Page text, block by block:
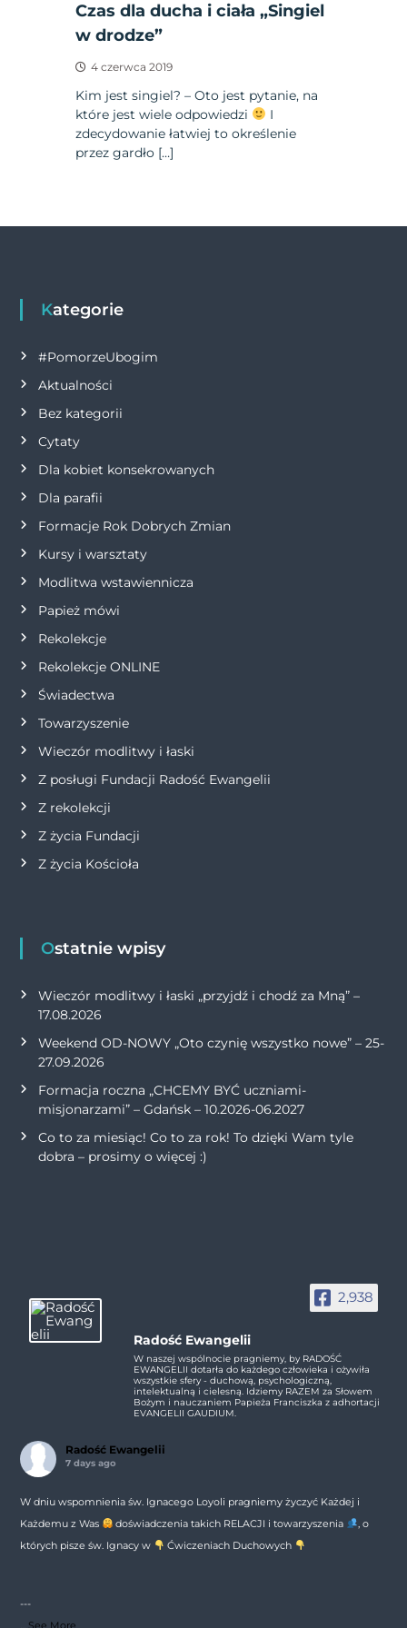
Czas dla ducha i ciała „Singiel
w drodze”
4 czerwca 2019
Kim jest singiel? – Oto jest pytanie, na
które jest wiele odpowiedzi
I
zdecydowanie łatwiej to określenie
przez gardło […]
Kategorie
#PomorzeUbogim
Aktualności
Bez kategorii
Cytaty
Dla kobiet konsekrowanych
Dla parafii
Formacje Rok Dobrych Zmian
Kursy i warsztaty
Modlitwa wstawiennicza
Papież mówi
Rekolekcje
Rekolekcje ONLINE
Świadectwa
Towarzyszenie
Wieczór modlitwy i łaski
Z posługi Fundacji Radość Ewangelii
Z rekolekcji
Z życia Fundacji
Z życia Kościoła
Ostatnie wpisy
Wieczór modlitwy i łaski „przyjdź i chodź za Mną” –
17.08.2026
Weekend OD-NOWY „Oto czynię wszystko nowe” – 25-
27.09.2026
Formacja roczna „CHCEMY BYĆ uczniami-
misjonarzami” – Gdańsk – 10.2026-06.2027
Co to za miesiąc! Co to za rok! To dzięki Wam tyle
dobra – prosimy o więcej :)
2,938
Radość Ewangelii
W naszej wspólnocie pragniemy, by RADOŚĆ
EWANGELII dotarła do każdego człowieka i ożywiła
wszystkie sfery - duchową, psychologiczną,
intelektualną i cielesną. Idziemy RAZEM za Słowem
Bożym i nauczaniem Papieża Franciszka z adhortacji
EVANGELII GAUDIUM.
Radość Ewangelii
7 days ago
W dniu wspomnienia św. Ignacego Loyoli pragniemy życzyć Każdej i
Każdemu z Was
doświadczenia takich RELACJI i towarzyszenia
, o
których pisze św. Ignacy w
Ćwiczeniach Duchowych
---
See More